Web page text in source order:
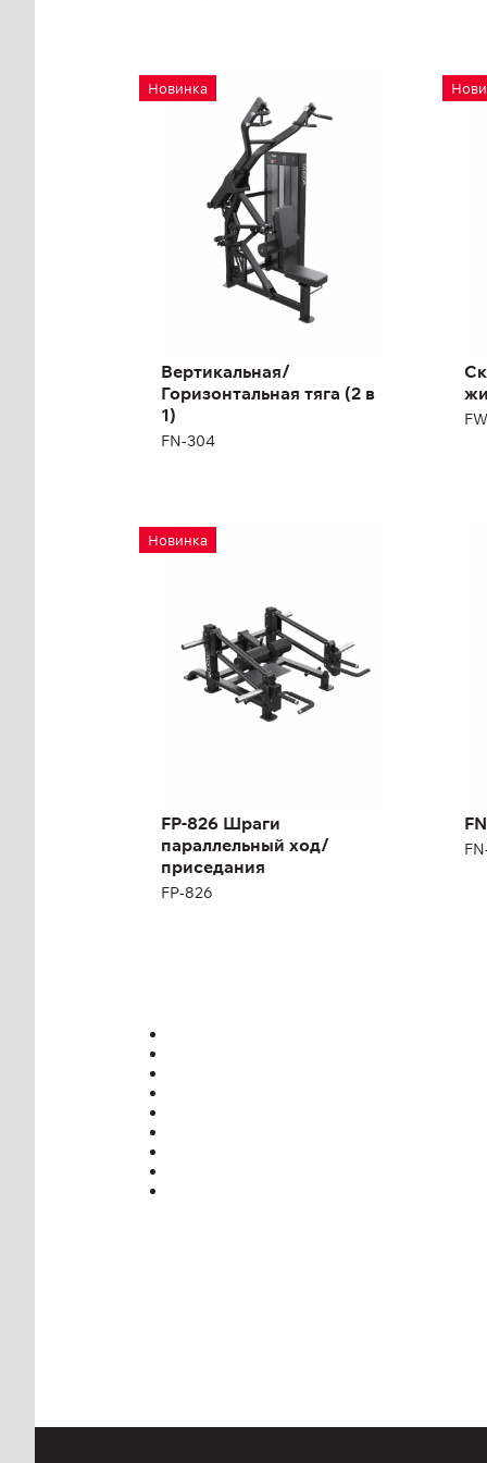
Новинка
Вертикальная/
Горизонтальная тяга (2 в
1)
FN-304
Вертикальная/
Горизонтальная тяга
Новинка
FP-826 Шраги
параллельный ход/
приседания
FP-826
FP-826 Шраги
параллельный ход/